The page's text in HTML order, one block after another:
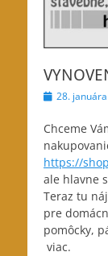
Posted
28.
Chceme
https://
ale hlavne
Teraz tu
pre
pomôcky,
viac.